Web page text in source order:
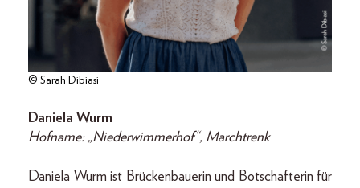
© Sarah Dibiasi
Daniela Wurm
Hofname: „Niederwimmerhof“, Marchtrenk
Daniela Wurm ist Brückenbauerin und Botschafterin für